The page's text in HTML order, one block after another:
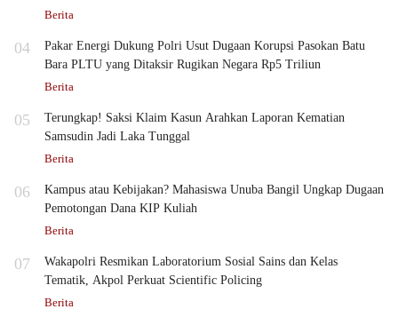
Berita
04
Pakar Energi Dukung Polri Usut Dugaan Korupsi Pasokan Batu
Bara PLTU yang Ditaksir Rugikan Negara Rp5 Triliun
Berita
05
Terungkap! Saksi Klaim Kasun Arahkan Laporan Kematian
Samsudin Jadi Laka Tunggal
Berita
06
Kampus atau Kebijakan? Mahasiswa Unuba Bangil Ungkap Dugaan
Pemotongan Dana KIP Kuliah
Berita
07
Wakapolri Resmikan Laboratorium Sosial Sains dan Kelas
Tematik, Akpol Perkuat Scientific Policing
Berita